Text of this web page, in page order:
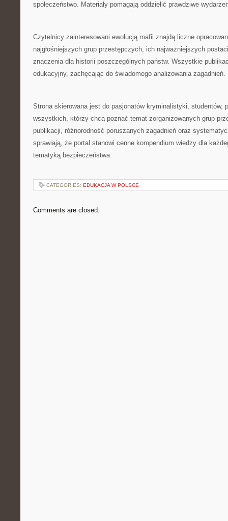
społeczeństwo. Materiały pomagają oddzielić prawdziwe
Czytelnicy zainteresowani ewolucją mafii znajdą liczne
najgłośniejszych grup przestępczych, ich najważniejszych
znaczenia dla historii poszczególnych państw. Wszystkie
edukacyjny, zachęcając do świadomego analizowania zagadnień.
Strona skierowana jest do pasjonatów kryminalistyki, studentów,
wszystkich, którzy chcą poznać temat zorganizowanych grup
publikacji, różnorodność poruszanych zagadnień oraz
sprawiają, że portal stanowi cenne kompendium wiedzy dla
tematyką bezpieczeństwa.
CATEGORIES: EDUKACJA W POLSCE
Comments are closed.